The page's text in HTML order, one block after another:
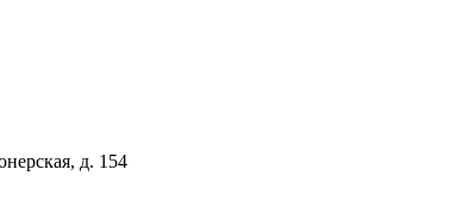
д. 154